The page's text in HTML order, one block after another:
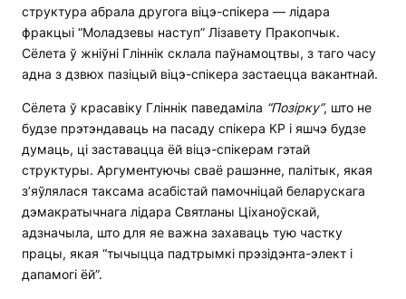
структура абрала другога віцэ-спікера — лідара
фракцыі “Моладзевы наступ” Лізавету Пракопчык.
Сёлета ў жніўні Гліннік склала паўнамоцтвы, з таго часу
адна з дзвюх пазіцый віцэ-спікера застаецца вакантнай.
Сёлета ў красавіку Гліннік паведаміла “Позірку”, што не
будзе прэтэндаваць на пасаду спікера КР і яшчэ будзе
думаць, ці заставацца ёй віцэ-спікерам гэтай
структуры. Аргументуючы сваё рашэнне, палітык, якая
з’яўлялася таксама асабістай памочніцай беларускага
дэмакратычнага лідара Святланы Ціханоўскай,
адзначыла, што для яе важна захаваць тую частку
працы, якая “тычыцца падтрымкі прэзідэнта-элект і
дапамогі ёй”.